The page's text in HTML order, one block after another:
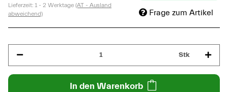
Lieferzeit: 1 - 2 Werktage (AT - Ausland
abweichend)
Frage zum Artikel
Stk
In den Warenkorb